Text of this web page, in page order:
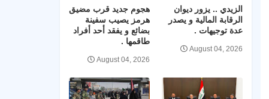
الزيدي .. يزور ديوان
الرقابة المالية و يصدر
عدة توجيهات .
August 04, 2026
هجوم جديد قرب مضيق
هرمز يصيب سفينة
بضائع و يفقد أحد أفراد
طاقمها .
August 04, 2026